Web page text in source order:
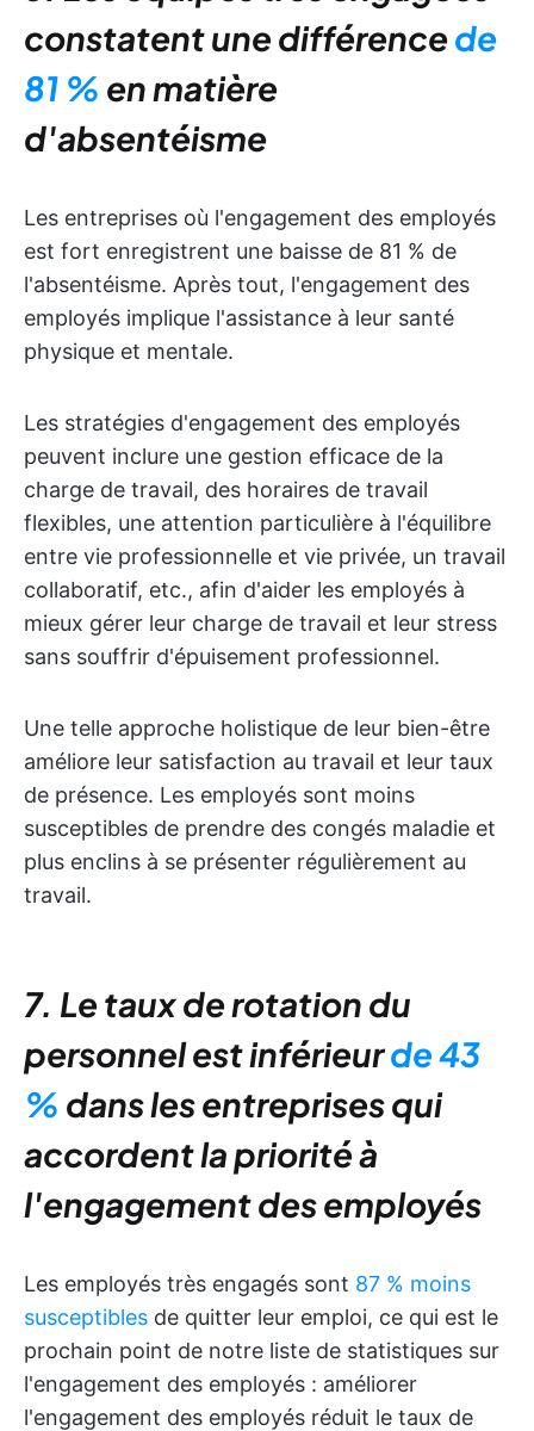
constatent une différencede
81 % en matière
d'absentéisme
Les entreprises où l'engagement des employés
est fort enregistrent une baisse de 81 % de
l'absentéisme. Après tout, l'engagement des
employés implique l'assistance à leur santé
physique et mentale.
Les stratégies d'engagement des employés
peuvent inclure une gestion efficace de la
charge de travail, des horaires de travail
flexibles, une attention particulière à l'équilibre
entre vie professionnelle et vie privée, un travail
collaboratif, etc., afin d'aider les employés à
mieux gérer leur charge de travail et leur stress
sans souffrir d'épuisement professionnel.
Une telle approche holistique de leur bien-être
améliore leur satisfaction au travail et leur taux
de présence. Les employés sont moins
susceptibles de prendre des congés maladie et
plus enclins à se présenter régulièrement au
travail.
7. Le taux de rotation du
personnel est inférieurde 43
% dans les entreprises qui
accordent la priorité à
l'engagement des employés
Les employés très engagés sont 87 % moins
susceptibles de quitter leur emploi, ce qui est le
prochain point de notre liste de statistiques sur
l'engagement des employés : améliorer
l'engagement des employés réduit le taux de